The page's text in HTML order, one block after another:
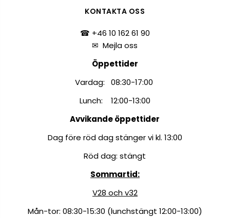
KONTAKTA OSS
☎ +46 10 162 61 90
✉Mejla oss
Öppettider
Vardag: 08:30-17:00
Lunch: 12:00-13:00
Avvikande öppettider
Dag före röd dag stänger vi kl. 13:00
Röd dag: stängt
Sommartid:
V28 och v32
Mån-tor: 08:30-15:30 (lunchstängt 12:00-13:00)